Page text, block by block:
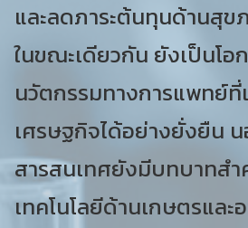
และลดภาระต้นทุนด้านสุข
ในขณะเดียวกัน ยังเป็นโอ
นวัตกรรมทางการแพทย์ที่
เศรษฐกิจได้อย่างยั่งยืน
สารสนเทศยังมีบทบาทส
เทคโนโลยีด้านเกษตรและ